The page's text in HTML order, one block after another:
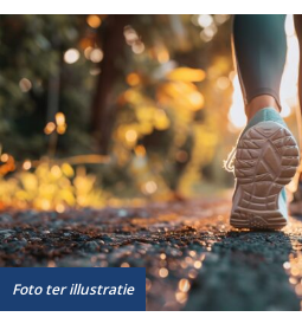
Foto ter illustratie